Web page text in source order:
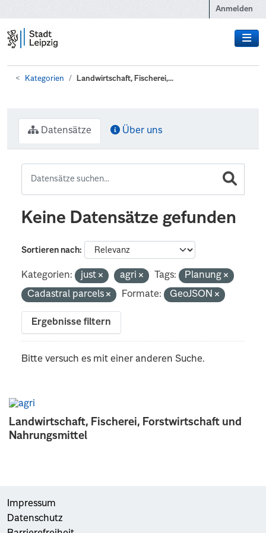
Anmelden
Kategorien Landwirtschaft, Fischerei,...
Landwirtschaft, Fischerei, Forstwirtschaft und
Nahrungsmittel
Datensätze Über uns
Keine Datensätze gefunden
Sortieren nach
Kategorien: just agri Tags:
Planung
Cadastral parcels
Formate: GeoJSON
Ergebnisse filtern
Bitte versuch es mit einer anderen Suche.
Impressum
Datenschutz